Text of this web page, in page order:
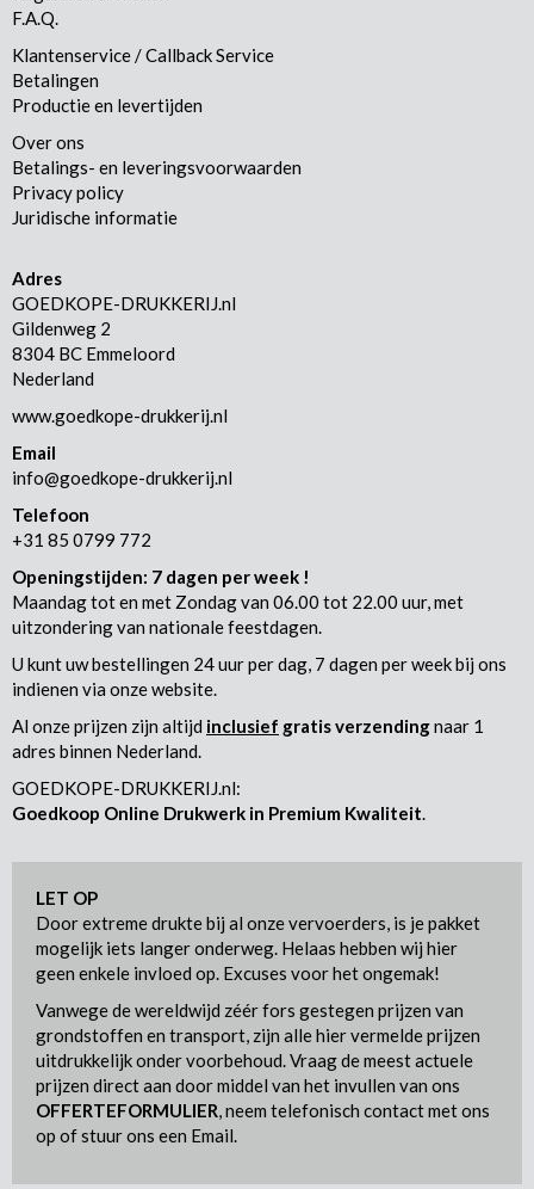
F.A.Q.
Klantenservice / Callback Service
Betalingen
Productie en levertijden
Over ons
Betalings- en leveringsvoorwaarden
Privacy policy
Juridische informatie
Adres
GOEDKOPE-DRUKKERIJ.nl
Gildenweg 2
8304 BC Emmeloord
Nederland
www.goedkope-drukkerij.nl
Email
info@goedkope-drukkerij.nl
Telefoon
+31 85 0799 772
Openingstijden: 7 dagen per week !
Maandag tot en met Zondag van 06.00 tot 22.00 uur, met
uitzondering van nationale feestdagen.
U kunt uw bestellingen 24 uur per dag, 7 dagen per week bij ons
indienen via onze website.
Al onze prijzen zijn altijd inclusief gratis verzendingnaar 1
adres binnen Nederland.
GOEDKOPE-DRUKKERIJ.nl:
Goedkoop Online Drukwerk in Premium Kwaliteit.
LET OP
Door extreme drukte bij al onze vervoerders, is je pakket
mogelijk iets langer onderweg. Helaas hebben wij hier
geen enkele invloed op. Excuses voor het ongemak!
Vanwege de wereldwijd zéér fors gestegen prijzen van
grondstoffen en transport, zijn alle hier vermelde prijzen
uitdrukkelijk onder voorbehoud. Vraag de meest actuele
prijzen direct aan door middel van het invullen van ons
OFFERTEFORMULIER, neem telefonisch contact met ons
op of stuur ons een Email.